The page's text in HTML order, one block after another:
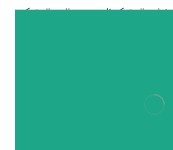
پلاستیکی ناصر,محصولات پلاستیکی